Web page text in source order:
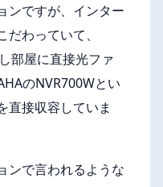
ンですが、インター
わっていて、
部屋に直接光ファ
のNVR700Wとい
直接収容していま
ンで言われるような